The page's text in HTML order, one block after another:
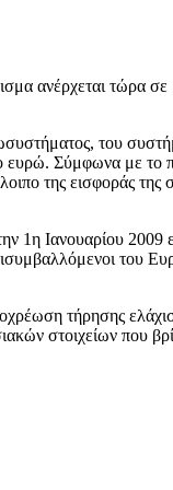
ανέρχεται τώρα
του
ευρώ. Σύμφωνα με
της εισφοράς
1η Ιανουαρίου
του
τήρησης
στοιχείων που